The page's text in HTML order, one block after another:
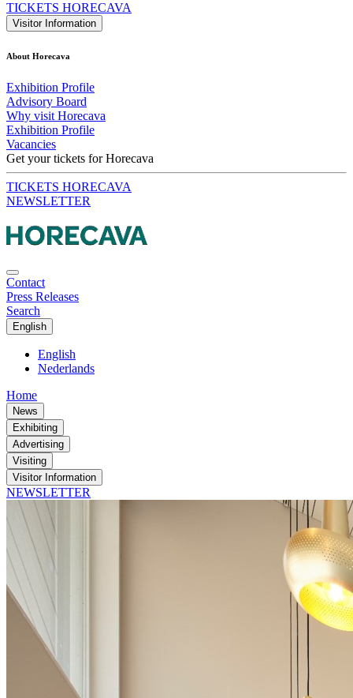
TICKETS HORECAVA
Visitor Information
About Horecava
Exhibition Profile
Advisory Board
Why visit Horecava
Exhibition Profile
Vacancies
Get your tickets for Horecava
TICKETS HORECAVA
NEWSLETTER
Contact
Press Releases
Search
English
English
Nederlands
Home
News
Exhibiting
Advertising
Visiting
Visitor Information
NEWSLETTER